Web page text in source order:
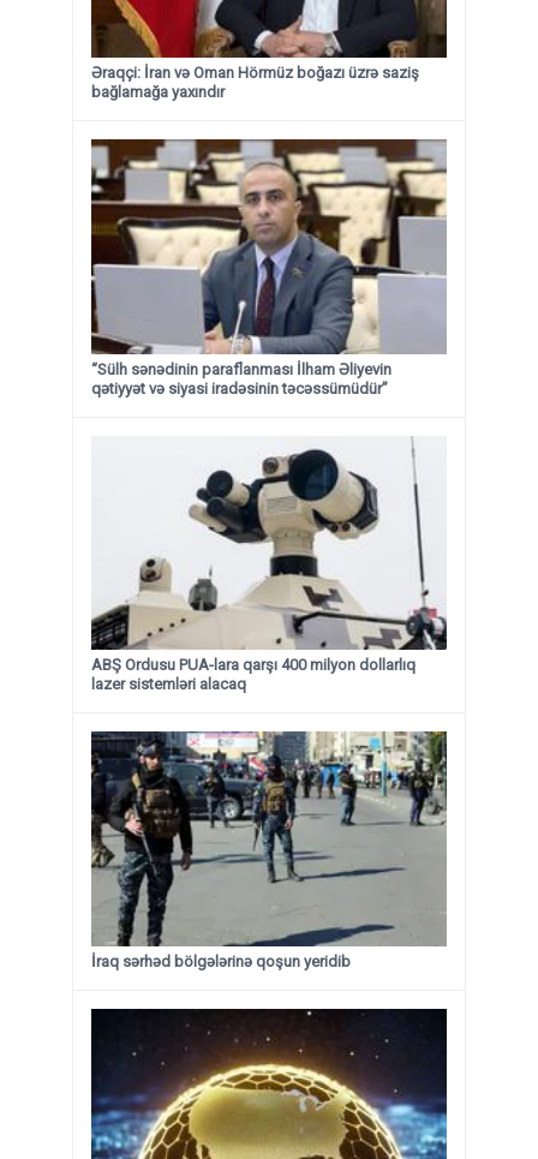
Əraqçi: İran və Oman Hörmüz boğazı üzrə saziş
bağlamağa yaxındır
“Sülh sənədinin paraflanması İlham Əliyevin
qətiyyət və siyasi iradəsinin təcəssümüdür”
ABŞ Ordusu PUA-lara qarşı 400 milyon dollarlıq
lazer sistemləri alacaq
İraq sərhəd bölgələrinə qoşun yeridib